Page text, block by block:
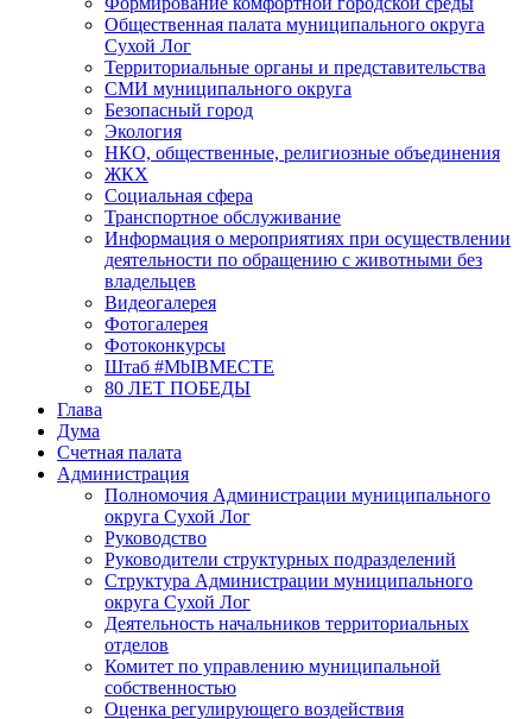
Общественная палата муниципального округа
Сухой Лог
Территориальные органы и представительства
СМИ муниципального округа
Безопасный город
Экология
НКО, общественные, религиозные объединения
ЖКХ
Социальная сфера
Транспортное обслуживание
Информация о мероприятиях при осуществлении
деятельности по обращению с животными без
владельцев
Видеогалерея
Фотогалерея
Фотоконкурсы
Штаб #MbIBMECTE
80 ЛЕТ ПОБЕДЫ
Глава
Дума
Счетная палата
Администрация
Полномочия Администрации муниципального
округа Сухой Лог
Руководство
Руководители структурных подразделений
Структура Администрации муниципального
округа Сухой Лог
Деятельность начальников территориальных
отделов
Комитет по управлению муниципальной
собственностью
Оценка регулирующего воздействия